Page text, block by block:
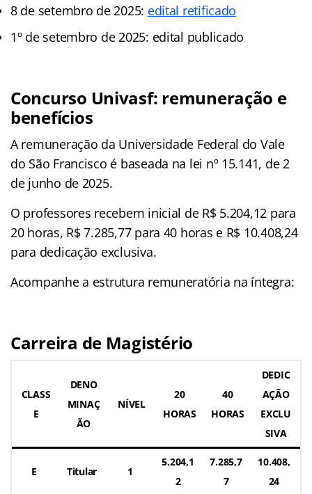
8 de setembro de 2025: edital retificado
1º de setembro de 2025: edital publicado
Concurso Univasf: remuneração e
benefícios
A remuneração da Universidade Federal do Vale
do São Francisco é baseada na lei nº 15.141, de 2
de junho de 2025.
O professores recebem inicial de R$ 5.204,12 para
20 horas, R$ 7.285,77 para 40 horas e R$ 10.408,24
para dedicação exclusiva.
Acompanhe a estrutura remuneratória na íntegra:
Carreira de Magistério
CLASS
E
DENO
MINAÇ
ÃO
NÍVEL
20
HORAS
40
HORAS
DEDIC
AÇÃO
EXCLU
SIVA
E Titular 1
5.204,1
2
7.285,7
7
10.408,
24